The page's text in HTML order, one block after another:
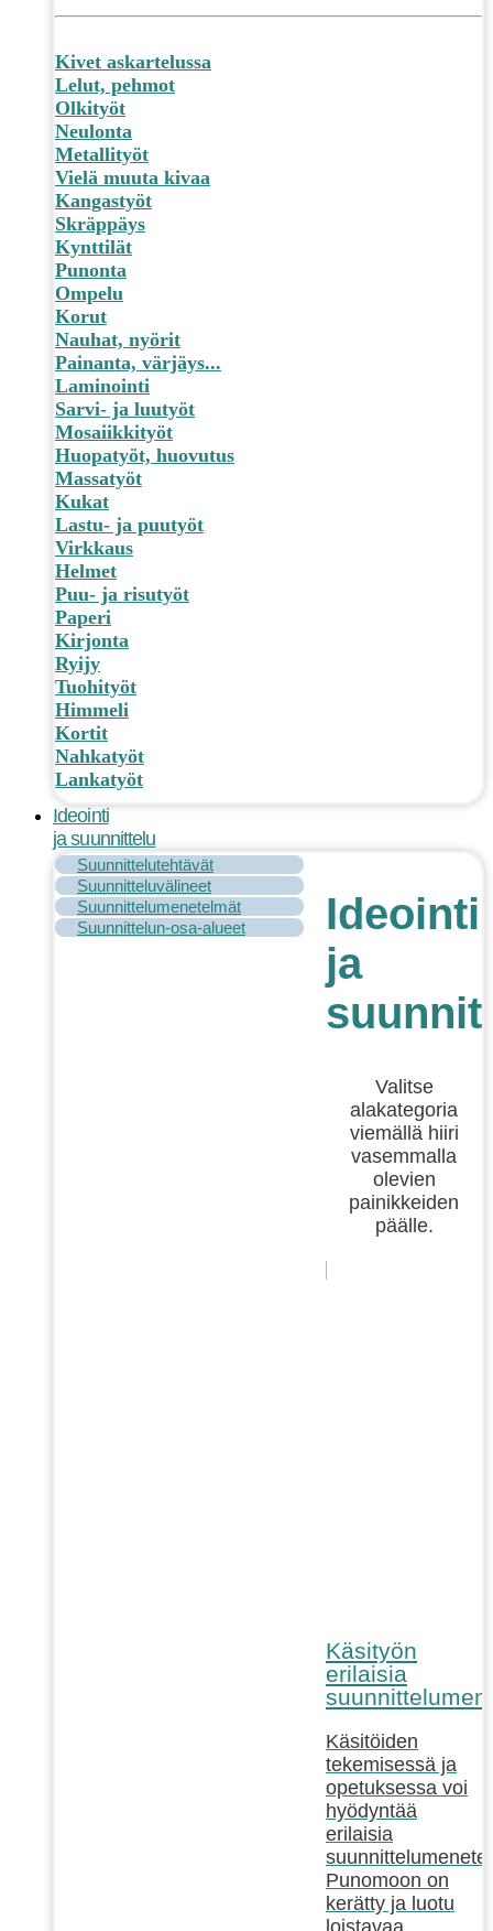
Kivet askartelussa
Lelut, pehmot
Olkityöt
Neulonta
Metallityöt
Vielä muuta kivaa
Kangastyöt
Skräppäys
Kynttilät
Punonta
Ompelu
Korut
Nauhat, nyörit
Painanta, värjäys...
Laminointi
Sarvi- ja luutyöt
Mosaiikkityöt
Huopatyöt, huovutus
Massatyöt
Kukat
Lastu- ja puutyöt
Virkkaus
Helmet
Puu- ja risutyöt
Paperi
Kirjonta
Ryijy
Tuohityöt
Himmeli
Kortit
Nahkatyöt
Lankatyöt
Ideointi
ja suunnittelu
Suunnittelutehtävät
Suunnitteluvälineet
Suunnittelumenetelmät
Suunnittelun-osa-alueet
Ideointi
ja
Valitse
alakategoria
viemällä hiiri
vasemmalla
olevien
painikkeiden
päälle.
Käsityön
erilaisia
Käsitöiden
tekemisessä ja
opetuksessa voi
hyödyntää
erilaisia
Punomoon on
kerätty ja luotu
loistavaa